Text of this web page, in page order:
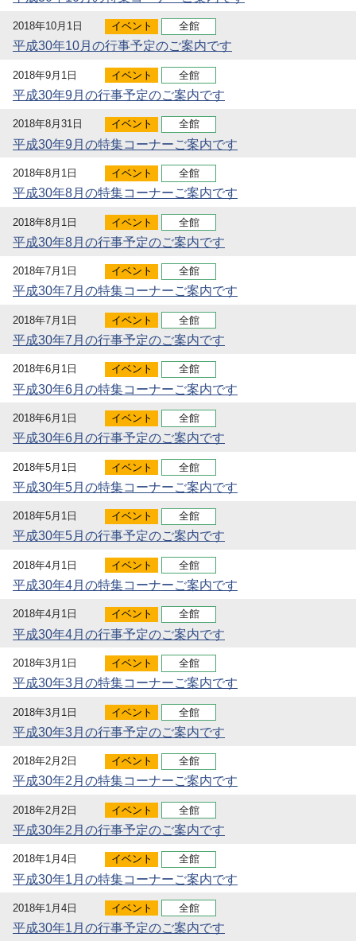
2018年10月1日 イベント 全館
平成30年10月の行事予定のご案内です
2018年9月1日 イベント 全館
平成30年9月の行事予定のご案内です
2018年8月31日 イベント 全館
平成30年9月の特集コーナーご案内です
2018年8月1日 イベント 全館
平成30年8月の特集コーナーご案内です
2018年8月1日 イベント 全館
平成30年8月の行事予定のご案内です
2018年7月1日 イベント 全館
平成30年7月の特集コーナーご案内です
2018年7月1日 イベント 全館
平成30年7月の行事予定のご案内です
2018年6月1日 イベント 全館
平成30年6月の特集コーナーご案内です
2018年6月1日 イベント 全館
平成30年6月の行事予定のご案内です
2018年5月1日 イベント 全館
平成30年5月の特集コーナーご案内です
2018年5月1日 イベント 全館
平成30年5月の行事予定のご案内です
2018年4月1日 イベント 全館
平成30年4月の特集コーナーご案内です
2018年4月1日 イベント 全館
平成30年4月の行事予定のご案内です
2018年3月1日 イベント 全館
平成30年3月の特集コーナーご案内です
2018年3月1日 イベント 全館
平成30年3月の行事予定のご案内です
2018年2月2日 イベント 全館
平成30年2月の特集コーナーご案内です
2018年2月2日 イベント 全館
平成30年2月の行事予定のご案内です
2018年1月4日 イベント 全館
平成30年1月の特集コーナーご案内です
2018年1月4日 イベント 全館
平成30年1月の行事予定のご案内です